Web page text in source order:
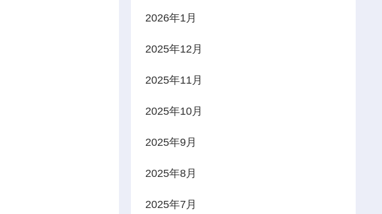
2026年1月
2025年12月
2025年11月
2025年10月
2025年9月
2025年8月
2025年7月